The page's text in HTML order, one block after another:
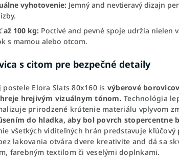
vyhotovenie: Jemný and nevtieravý dizajn
izby.
až 100 kg: Poctivé and pevné spoje udržia nielen
s mamou alebo otcom.
s citom pre bezpečné detaily
Elora Slats 80x160 is výberové
hrejivým vizuálnym tónom. Technológia
prirodzené krútenie materiálu vplyvom
do hladka, aby bol povrch stopercentne
všetkých viditeľných hrán predstavuje
lakovania otvára dvere kreativite and dá sa
farebným textilom či veselými doplnkami.